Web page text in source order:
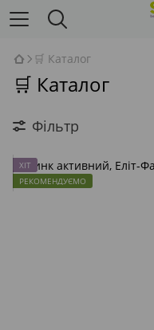
🛒 Каталог
🛒 Каталог
Фільтр
ХІТ
РЕКОМЕНДУЄМО